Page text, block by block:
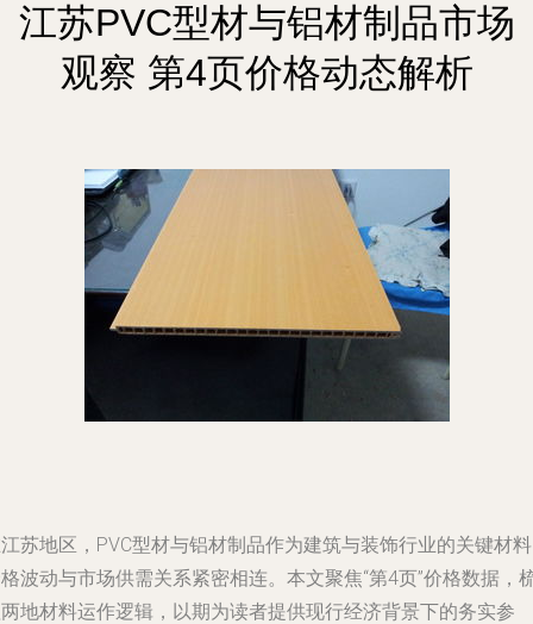
江苏PVC型材与铝材制品市场
观察 第4页价格动态解析
苏地区，PVC型材与铝材制品作为建筑与装饰行业的关键材
波动与市场供需关系紧密相连。本文聚焦“第4页”价格数据，
地材料运作逻辑，以期为读者提供现行经济背景下的务实参